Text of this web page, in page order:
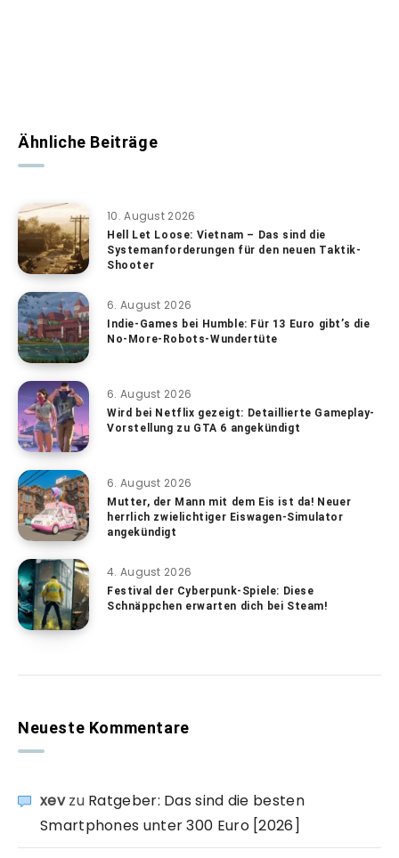
Ähnliche Beiträge
10. August 2026
Hell Let Loose: Vietnam – Das sind die
Systemanforderungen für den neuen Taktik-
Shooter
6. August 2026
Indie-Games bei Humble: Für 13 Euro gibt’s die
No-More-Robots-Wundertüte
6. August 2026
Wird bei Netflix gezeigt: Detaillierte Gameplay-
Vorstellung zu GTA 6 angekündigt
6. August 2026
Mutter, der Mann mit dem Eis ist da! Neuer
herrlich zwielichtiger Eiswagen-Simulator
angekündigt
4. August 2026
Festival der Cyberpunk-Spiele: Diese
Schnäppchen erwarten dich bei Steam!
Neueste Kommentare
xevzu Ratgeber: Das sind die besten
Smartphones unter 300 Euro [2026]